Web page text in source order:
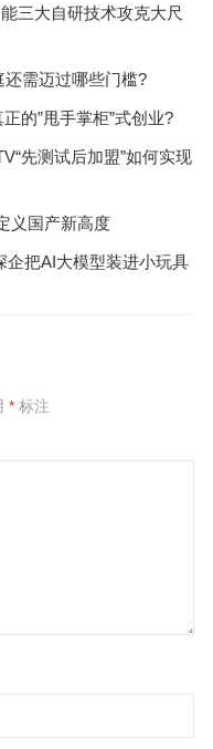
三大自研技术攻克大尺
需迈过哪些门槛?
的”甩手掌柜”式创业?
先测试后加盟”如何实现
义国产新高度
企把AI大模型装进小玩具
*标注